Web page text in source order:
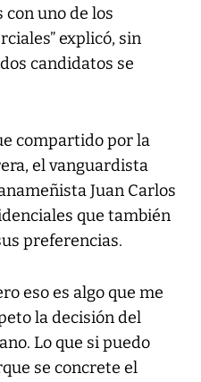
uno de los
explicó, sin
candidatos se
compartido por la
el vanguardista
Juan Carlos
que también
preferencias.
eso es algo que me
la decisión del
Lo que si puedo
se concrete el